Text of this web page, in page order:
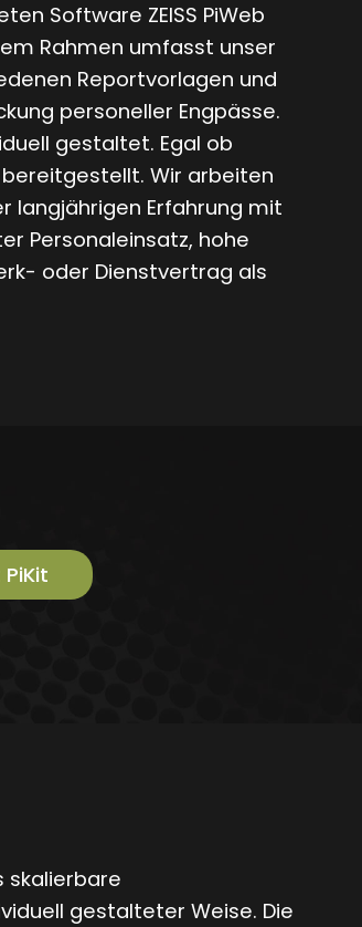
Software ZEISS PiWeb
Rahmen umfasst unser
Reportvorlagen und
personeller Engpässe.
gestaltet. Egal ob
Wir arbeiten
langjährigen Erfahrung mit
Personaleinsatz, hohe
oder Dienstvertrag als
skalierbare
gestalteter Weise. Die